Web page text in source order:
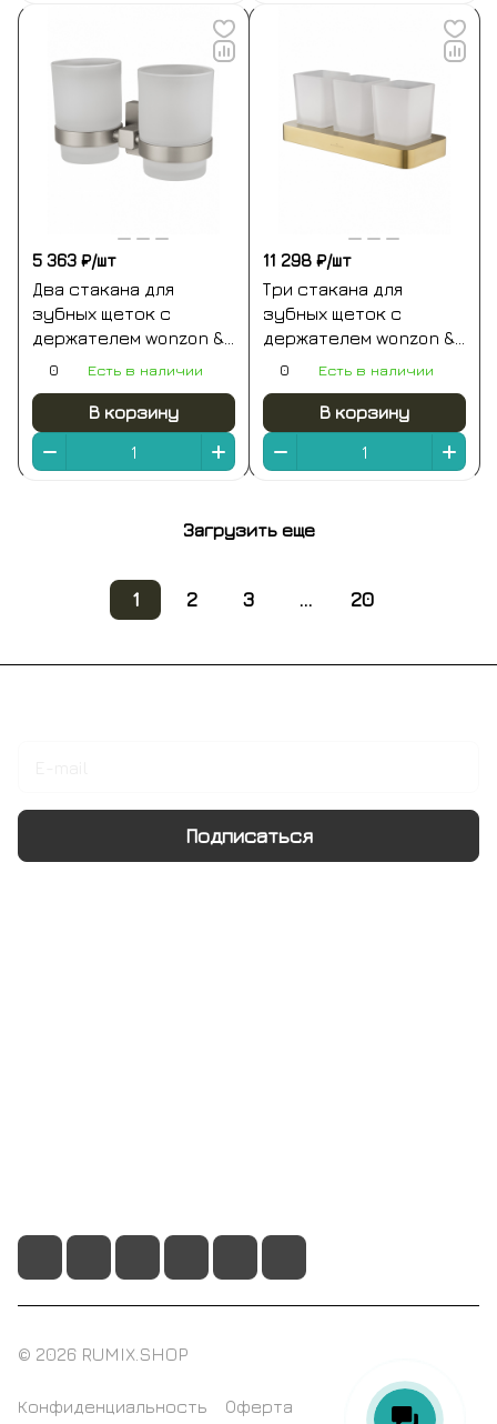
5 363 ₽/шт
Два стакана для
зубных щеток с
держателем wonzon &
woghand polo,
(ww-8928-bn)
0 Есть в наличии
В корзину
11 298 ₽/шт
Три стакана для
зубных щеток с
держателем wonzon &
woghand lotte,
золото (ww-8338-bg)
0 Есть в наличии
В корзину
Загрузить еще
1 2 3 ... 20
Подписаться
© 2026 RUMIX.SHOP
Конфиденциальность Оферта